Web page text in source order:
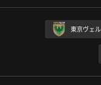
東京ヴェ